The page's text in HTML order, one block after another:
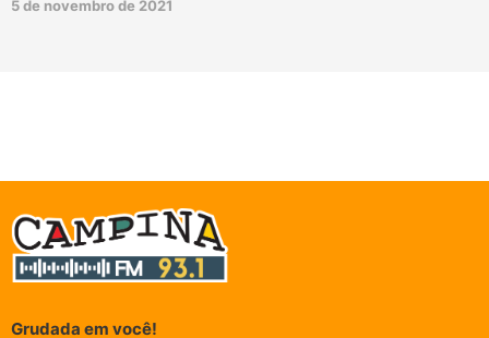
5 de novembro de 2021
Grudada em você!